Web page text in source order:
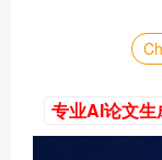
专业AI论文